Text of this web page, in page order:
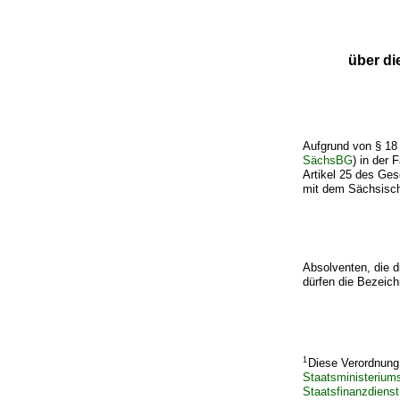
über
Aufgrund von §
SächsBG) in der
Artikel 25 des
mit dem
Absolventen, die
dürfen die
1 Diese